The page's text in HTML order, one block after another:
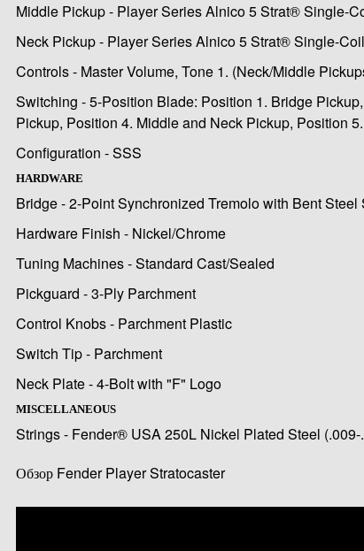
Middle Pickup - Player Series Alnico 5 Strat® Single-
Neck Pickup - Player Series Alnico 5 Strat® Single-Coil
Controls - Master Volume, Tone 1. (Neck/Middle
Switching - 5-Position Blade: Position 1. Bridge
Pickup, Position 4. Middle and Neck Pickup, Position
Configuration - SSS
HARDWARE
Bridge - 2-Point Synchronized Tremolo with Bent Steel
Hardware Finish - Nickel/Chrome
Tuning Machines - Standard Cast/Sealed
Pickguard - 3-Ply Parchment
Control Knobs - Parchment Plastic
Switch Tip - Parchment
Neck Plate - 4-Bolt with "F" Logo
MISCELLANEOUS
Strings - Fender® USA 250L Nickel Plated Steel
Обзор Fender Player Stratocaster